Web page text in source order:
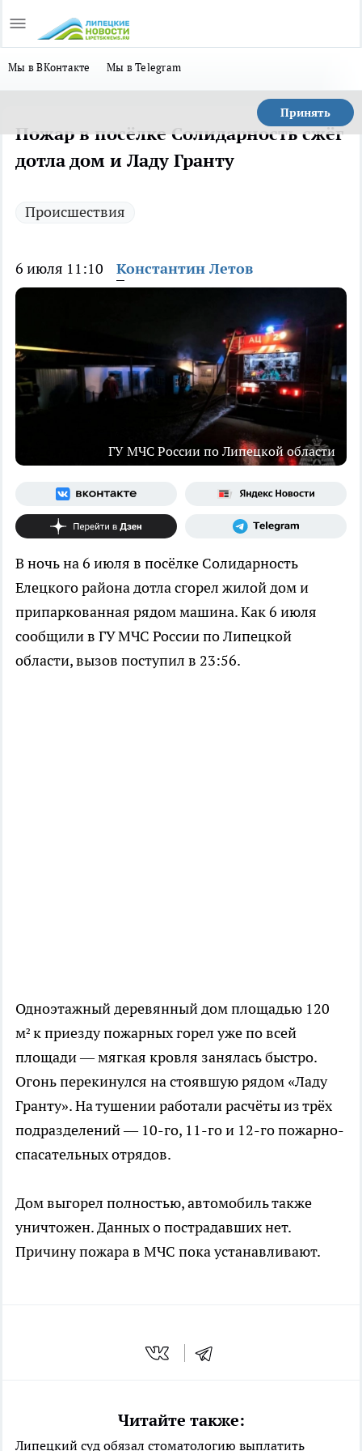
Мы в ВКонтакте Мы в Telegram
Принять
Пожар в посёлке Солидарность сжёг
дотла дом и Ладу Гранту
Происшествия
6 июля 11:10 Константин Летов
ГУ МЧС России по Липецкой области
В ночь на 6 июля в посёлке Солидарность
Елецкого района дотла сгорел жилой дом и
припаркованная рядом машина. Как 6 июля
сообщили в ГУ МЧС России по Липецкой
области, вызов поступил в 23:56.
Одноэтажный деревянный дом площадью 120
м² к приезду пожарных горел уже по всей
площади — мягкая кровля занялась быстро.
Огонь перекинулся на стоявшую рядом «Ладу
Гранту». На тушении работали расчёты из трёх
подразделений — 10-го, 11-го и 12-го пожарно-
спасательных отрядов.
Дом выгорел полностью, автомобиль также
уничтожен. Данных о пострадавших нет.
Причину пожара в МЧС пока устанавливают.
Читайте также:
Липецкий суд обязал стоматологию выплатить